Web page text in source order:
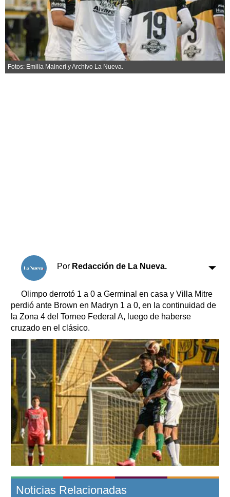
Salud
Es viral
El tiempo
Fúnebres
Clasificados
Fotos: Emilia Maineri y Archivo La Nueva.
Por Redacción de La Nueva.
Olimpo derrotó 1 a 0 a Germinal en casa y Villa Mitre
perdió ante Brown en Madryn 1 a 0, en la continuidad de
la Zona 4 del Torneo Federal A, luego de haberse
cruzado en el clásico.
Noticias Relacionadas